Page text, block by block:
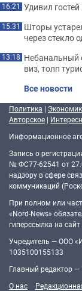
16:21 Удивил
15:31 Шторы
через стекло
13:18 Небанальный
виз, толп
Все новости
Политика |
Авторское |
Информационное
Запись о
№ ФС77-62541 от
надзору в сфере
коммуникаций
При полном или
«Nord-News»
гиперссылка на
Учредитель — ООО
1035100155133
Главный редактор
О нас